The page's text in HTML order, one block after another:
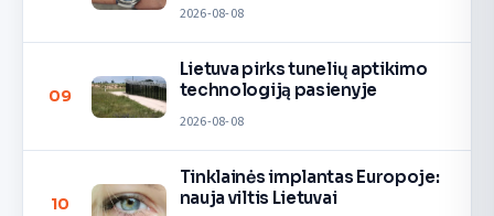
2026-08-08
09
Lietuva pirks tunelių aptikimo
technologiją pasienyje
2026-08-08
10
Tinklainės implantas Europoje:
nauja viltis Lietuvai